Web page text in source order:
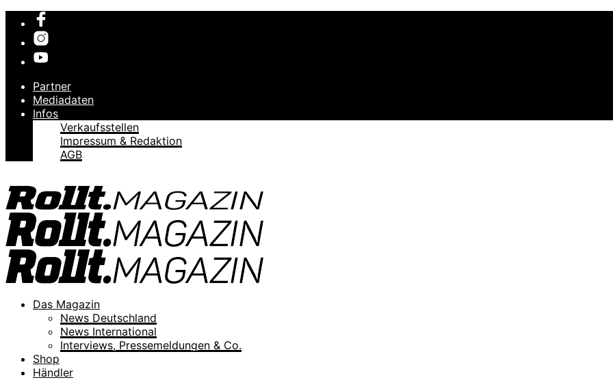
Partner
Mediadaten
Infos
Verkaufsstellen
Impressum & Redaktion
AGB
Das Magazin
News Deutschland
News International
Interviews, Pressemeldungen & Co.
Shop
Händler